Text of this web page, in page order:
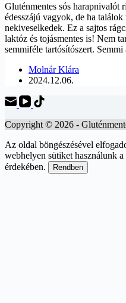
Gluténmentes sós harapnivalót
édesszájú vagyok, de ha
nekiveselkedek. Ez a sajtos
laktóz és tojásmentes is! Nem
semmiféle tartósítószert.
Molnár Klára
2024.12.06.
Copyright © 2026 -
Az oldal böngészésével
webhelyen sütiket használunk
érdekében.
Rendben